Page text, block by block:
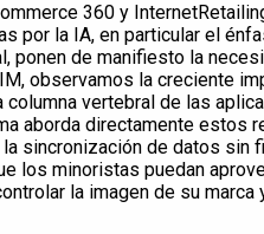
360 y
por la IA, en particular el
ponen de manifiesto la
observamos la creciente
vertebral de las
aborda directamente estos
sincronización de datos sin
los minoristas puedan
la imagen de su marca